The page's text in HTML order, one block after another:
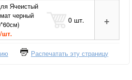
Ячеистый
черный
шт.
0 шт. +
Распечатать эту страницу